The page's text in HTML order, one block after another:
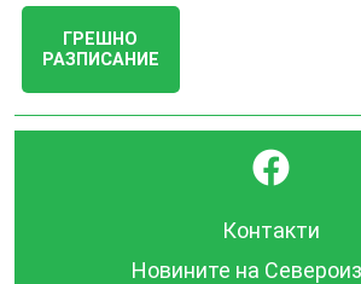
ГРЕШНО
РАЗПИСАНИЕ
}
Контакти
Новините на